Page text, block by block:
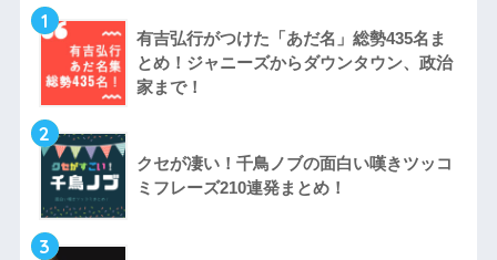
1
有吉弘行がつけた「あだ名」総勢435名ま
とめ！ジャニーズからダウンタウン、政治
家まで！
2
クセが凄い！千鳥ノブの面白い嘆きツッコ
ミフレーズ210連発まとめ！
3